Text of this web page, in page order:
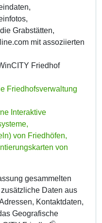
Grabstätten,
mit assoziierten
Friedhof
Friedhofsverwaltung
Interaktive
von Friedhöfen,
von
gesammelten
Daten aus
Kontaktdaten,
Geografische